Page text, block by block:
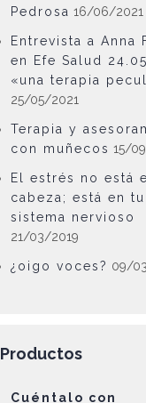
Pedrosa 16/06/2021
Entrevista a Anna
en Efe Salud
«una terapia
25/05/2021
Terapia y
con muñecos 15/
El estrés no está
cabeza; está en tu
sistema nervioso
21/03/2019
¿oigo voces? 09/
Productos
Cuéntalo con